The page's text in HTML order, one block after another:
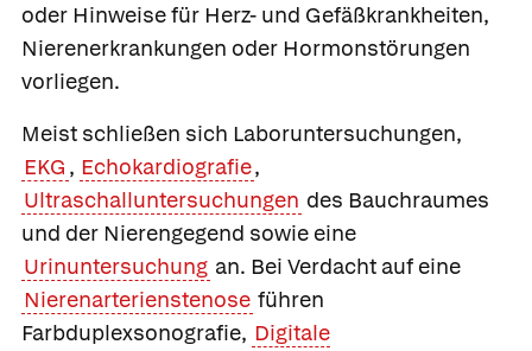
oder Hinweise für Herz- und Gefäßkrankheiten,
Nierenerkrankungen oder Hormonstörungen
vorliegen.
Meist schließen sich Laboruntersuchungen,
EKG , Echokardiografie,
Ultraschalluntersuchungen des Bauchraumes
und der Nierengegend sowie eine
Urinuntersuchung an. Bei Verdacht auf eine
Nierenarterienstenose führen
Farbduplexsonografie, Digitale